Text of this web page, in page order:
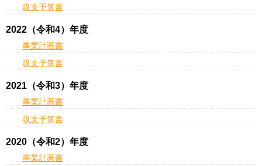
収支予算書
2022（令和4）年度
事業計画書
収支予算書
2021（令和3）年度
事業計画書
収支予算書
2020（令和2）年度
事業計画書